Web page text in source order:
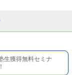
生獲得無料セミナ